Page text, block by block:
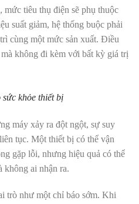
tiêu thụ điện sẽ phụ thuộc
suất giảm, hệ thống buộc phải
cùng một mức sản xuất. Điều
không đi kèm với bất kỳ giá trị
khỏe thiết bị
máy xảy ra đột ngột, sự suy
tục. Một thiết bị có thể vận
gặp lỗi, nhưng hiệu quả có thể
không ai nhận ra.
trò như một chỉ báo sớm. Khi